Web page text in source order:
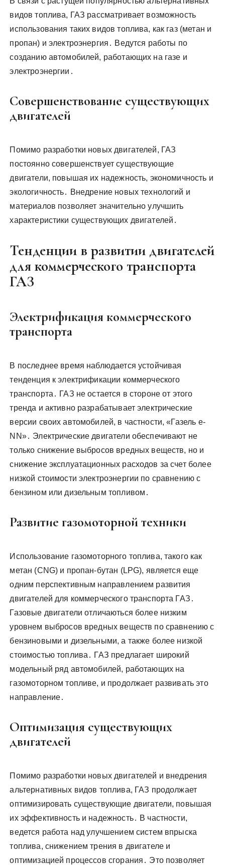
видов топлива, ГАЗ рассматривает возможность
использования таких видов топлива, как газ (метан и
пропан) и электроэнергия․ Ведутся работы по
созданию автомобилей, работающих на газе и
электроэнергии․
Совершенствование существующих
двигателей
Помимо разработки новых двигателей, ГАЗ
постоянно совершенствует существующие
двигатели, повышая их надежность, экономичность и
экологичность․ Внедрение новых технологий и
материалов позволяет значительно улучшить
характеристики существующих двигателей․
Тенденции в развитии двигателей
для коммерческого транспорта
ГАЗ
Электрификация коммерческого
транспорта
В последнее время наблюдается устойчивая
тенденция к электрификации коммерческого
транспорта․ ГАЗ не остается в стороне от этого
тренда и активно разрабатывает электрические
версии своих автомобилей, в частности, «Газель e-
NN»․ Электрические двигатели обеспечивают не
только снижение выбросов вредных веществ, но и
снижение эксплуатационных расходов за счет более
низкой стоимости электроэнергии по сравнению с
бензином или дизельным топливом․
Развитие газомоторной техники
Использование газомоторного топлива, такого как
метан (CNG) и пропан-бутан (LPG), является еще
одним перспективным направлением развития
двигателей для коммерческого транспорта ГАЗ․
Газовые двигатели отличаються более низким
уровнем выбросов вредных веществ по сравнению с
бензиновыми и дизельными, а также более низкой
стоимостью топлива․ ГАЗ предлагает широкий
модельный ряд автомобилей, работающих на
газомоторном топливе, и продолжает развивать это
направление․
Оптимизация существующих
двигателей
Помимо разработки новых двигателей и внедрения
альтернативных видов топлива, ГАЗ продолжает
оптимизировать существующие двигатели, повышая
их эффективность и надежность․ В частности,
ведется работа над улучшением систем впрыска
топлива, снижением трения в двигателе и
оптимизацией процессов сгорания․ Это позволяет